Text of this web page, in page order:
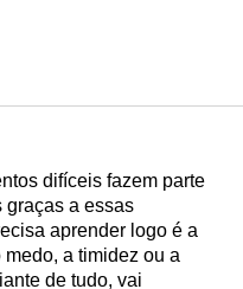
difíceis fazem parte
graças a essas
aprender logo é a
a timidez ou a
de tudo, vai